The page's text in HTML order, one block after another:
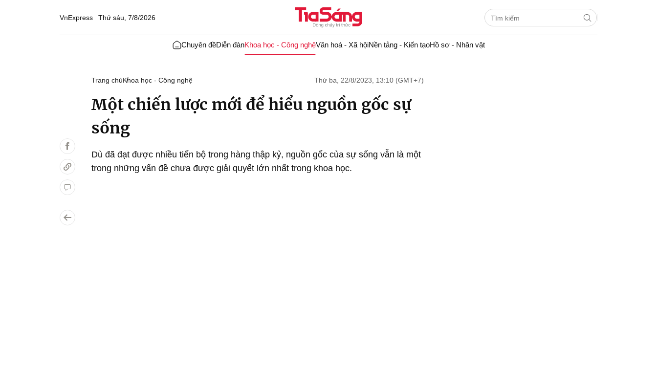
VnExpress Thứ sáu, 7/8/2026
Chuyên đềDiễn đànKhoa học - Công nghệVăn hoá - Xã hộiNền tảng - Kiến tạoHồ sơ - Nhân vật
Trang chủKhoa học - Công nghệ Thứ ba, 22/8/2023, 13:10 (GMT+7)
Một chiến lược mới để hiểu nguồn gốc sự
sống
Dù đã đạt được nhiều tiến bộ trong hàng thập kỷ, nguồn gốc của sự sống vẫn là một
trong những vấn đề chưa được giải quyết lớn nhất trong khoa học.